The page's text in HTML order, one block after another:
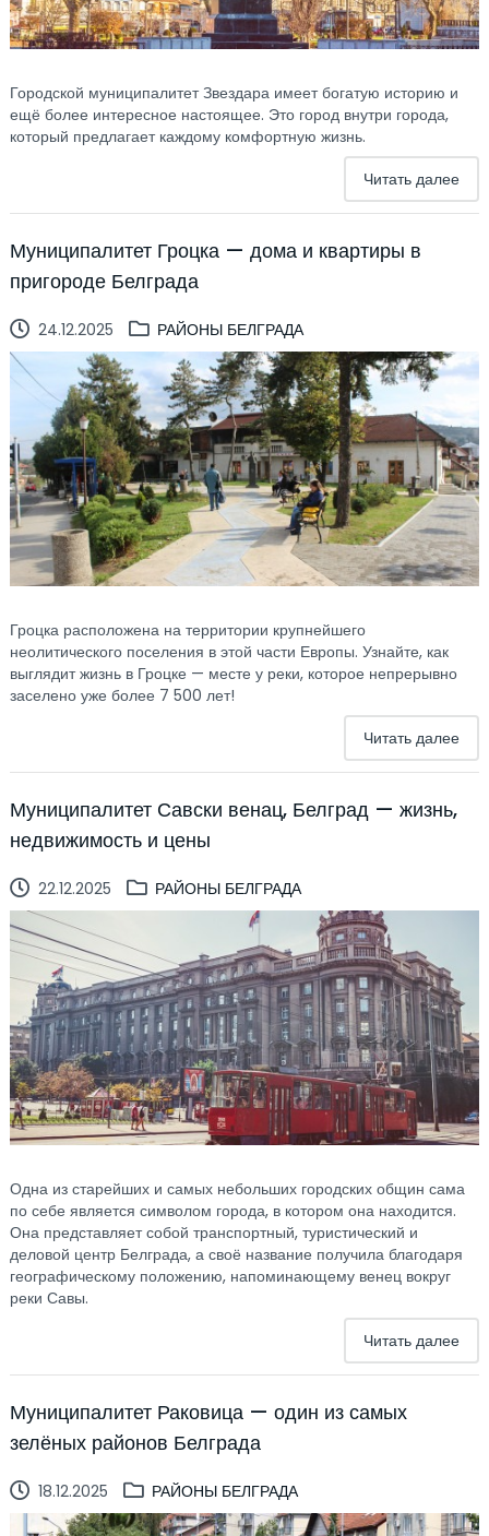
Городской муниципалитет Звездара имеет богатую историю и
ещё более интересное настоящее. Это город внутри города,
который предлагает каждому комфортную жизнь.
Читать далее
Муниципалитет Гроцка — дома и квартиры в
пригороде Белграда
24.12.2025 РАЙОНЫ БЕЛГРАДА
Гроцка расположена на территории крупнейшего
неолитического поселения в этой части Европы. Узнайте, как
выглядит жизнь в Гроцке — месте у реки, которое непрерывно
заселено уже более 7 500 лет!
Читать далее
Муниципалитет Савски венац, Белград — жизнь,
недвижимость и цены
22.12.2025 РАЙОНЫ БЕЛГРАДА
Одна из старейших и самых небольших городских общин сама
по себе является символом города, в котором она находится.
Она представляет собой транспортный, туристический и
деловой центр Белграда, а своё название получила благодаря
географическому положению, напоминающему венец вокруг
реки Савы.
Читать далее
Муниципалитет Раковица — один из самых
зелёных районов Белграда
18.12.2025 РАЙОНЫ БЕЛГРАДА